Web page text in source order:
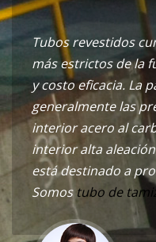
Tubos revestidos
más estrictos de la
y costo eficacia. La
generalmente las
interior acero al
interior alta
está destinado a
Somos tubo de